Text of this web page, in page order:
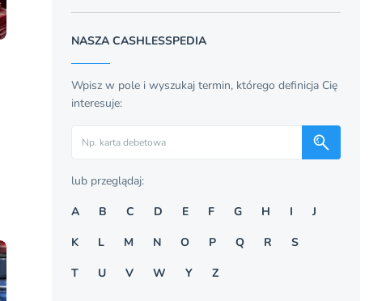
NASZA CASHLESSPEDIA
Wpisz w pole i wyszukaj termin, którego definicja Cię
interesuje:
lub przeglądaj:
A
B C D E F G H I
J
K
L M N O P Q R
S
T
U V W Y Z